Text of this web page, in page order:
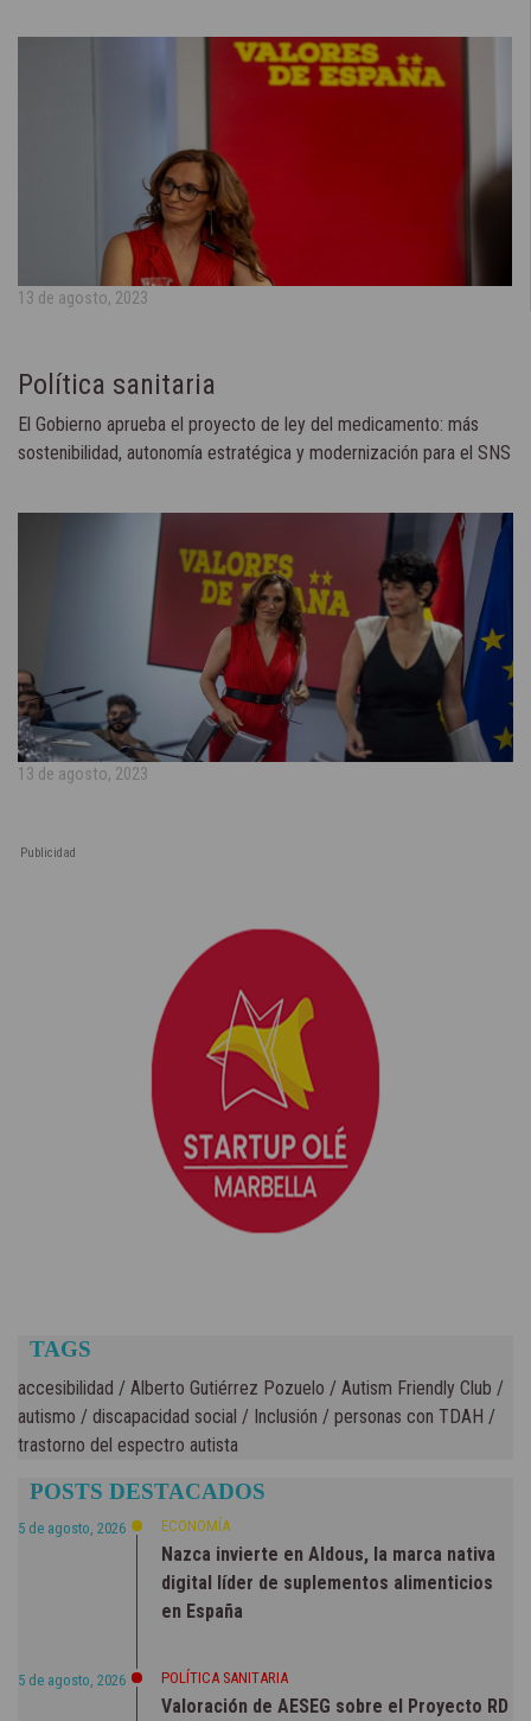
13 de agosto, 2023
Política sanitaria
El Gobierno aprueba el proyecto de ley del medicamento: más
sostenibilidad, autonomía estratégica y modernización para el SNS
13 de agosto, 2023
Publicidad
TAGS
accesibilidad / Alberto Gutiérrez Pozuelo / Autism Friendly Club /
autismo / discapacidad social / Inclusión / personas con TDAH /
trastorno del espectro autista
POSTS DESTACADOS
5 de agosto, 2026 ECONOMÍA
Nazca invierte en Aldous, la marca nativa
digital líder de suplementos alimenticios
en España
5 de agosto, 2026 POLÍTICA SANITARIA
Valoración de AESEG sobre el Proyecto RD